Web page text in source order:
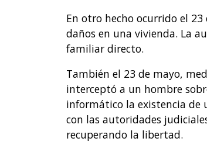
En otro hecho ocurrido el
daños en una vivienda. La
familiar directo.
También el 23 de mayo,
interceptó a un hombre
informático la existencia de
con las autoridades
recuperando la libertad.